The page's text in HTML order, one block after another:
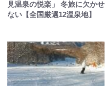
見温泉の悦楽」 冬旅に欠かせ
ない【全国厳選12温泉地】